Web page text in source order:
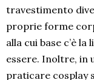
travestimento
proprie forme
alla cui base c’è
essere. Inoltre, in
praticare cosplay